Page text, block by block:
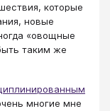
которые
новые
«овощные
таким же
многие мне